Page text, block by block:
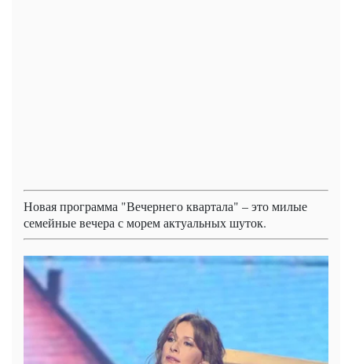
Новая программа "Вечернего квартала" – это милые
семейные вечера с морем актуальных шуток.